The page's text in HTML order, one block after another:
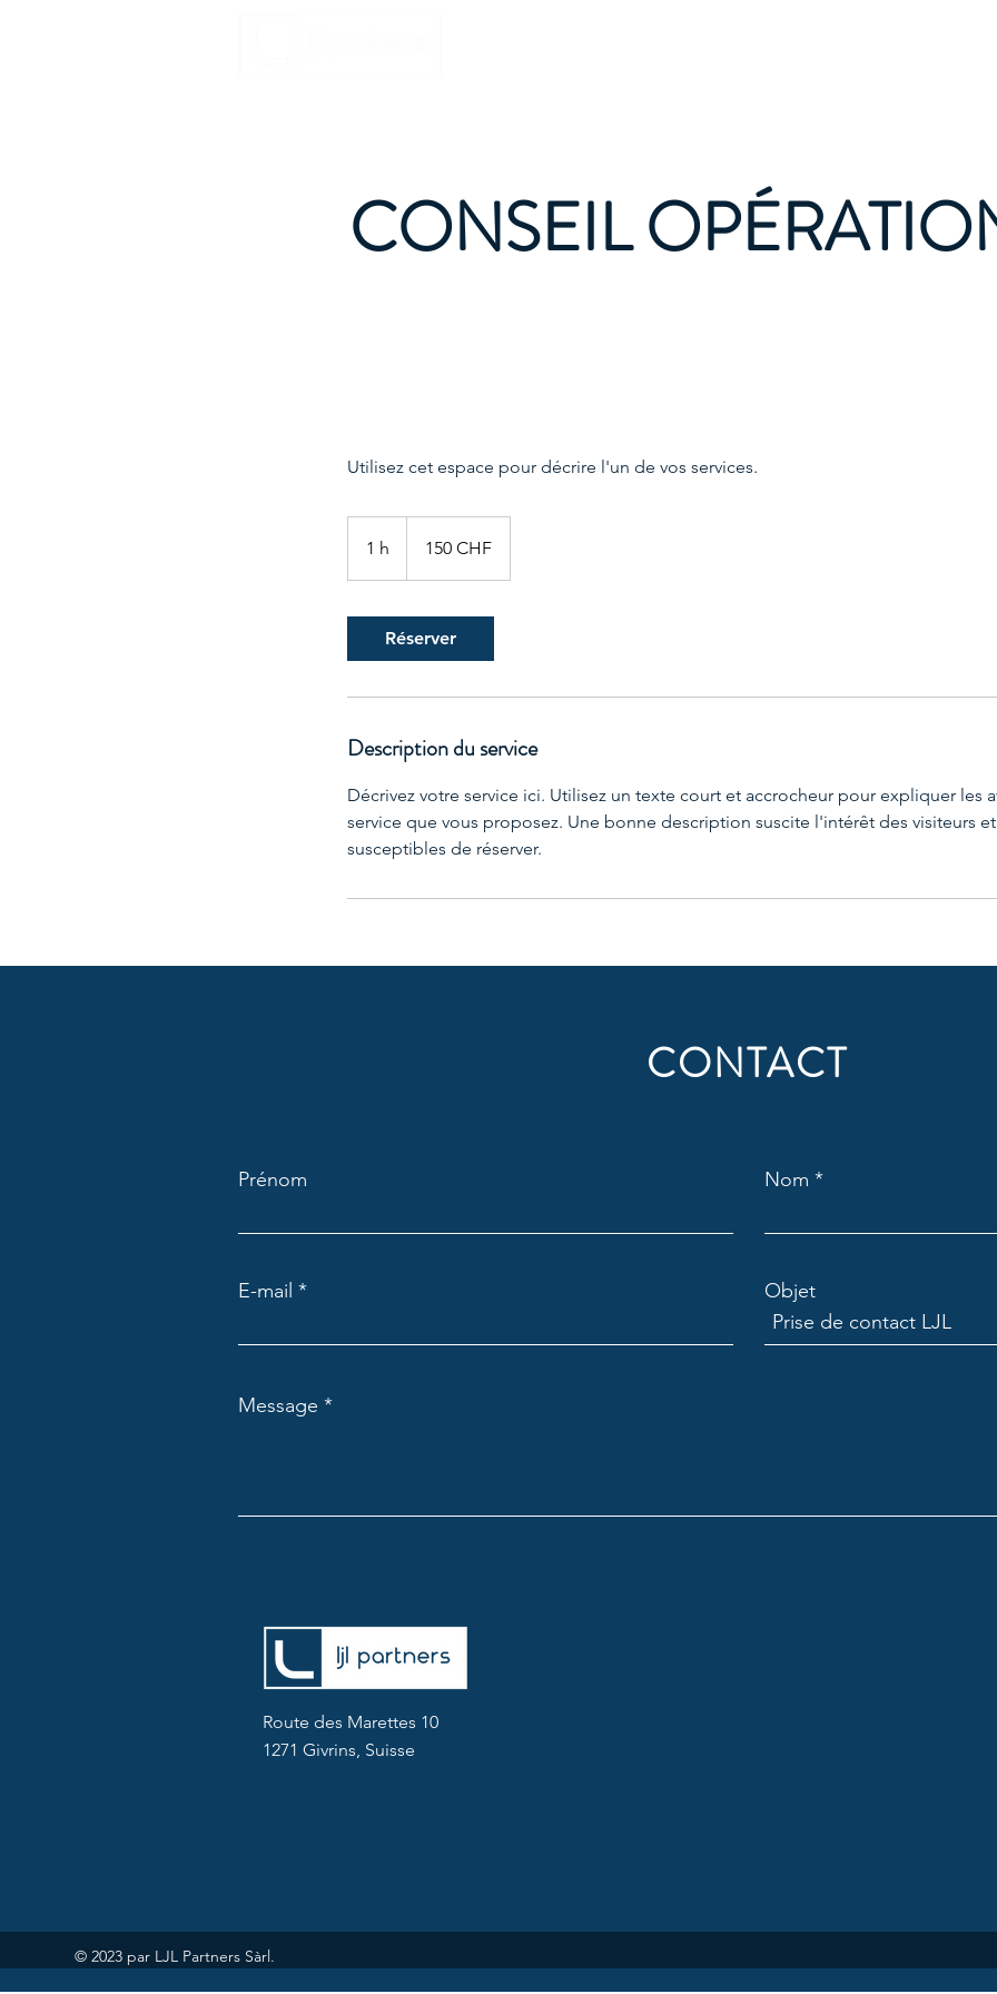
CONSEIL
Utilisez cet espace pour décrire l'un de vos services.
1 h
suisses
150 CHF
Réserver
Description du service
Décrivez votre service ici. Utilisez un texte court et accrocheur pour expliquer les
service que vous proposez. Une bonne description suscite l'intérêt des visiteurs
susceptibles de réserver.
CONTACT
Prénom Nom
E-mail Objet
Message
Route des Marettes 10
1271 Givrins, Suisse
© 2023 par LJL Partners Sàrl.